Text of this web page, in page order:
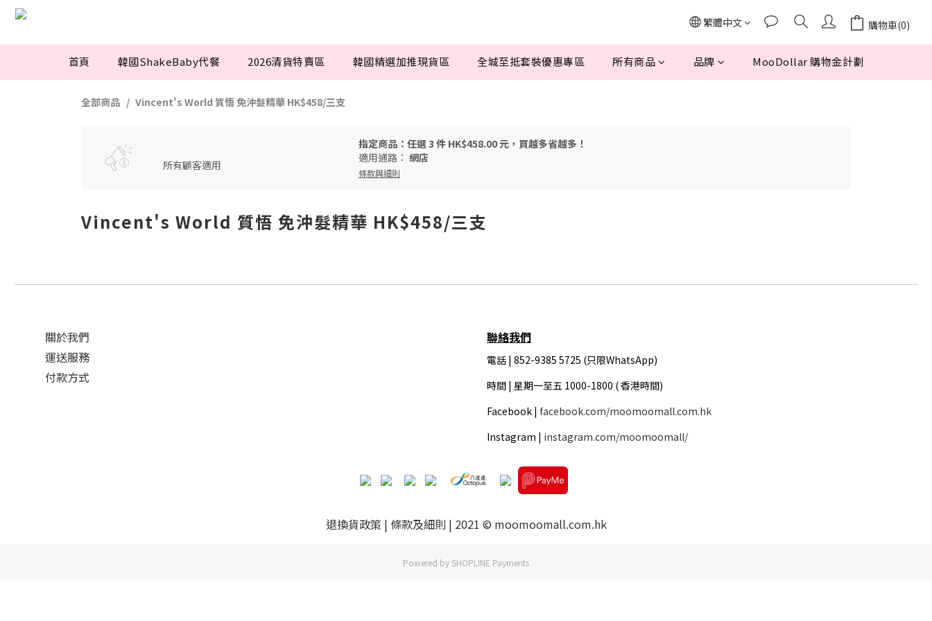
繁體中文 購物車(0)
首頁 韓國ShakeBaby代餐 2026清貨特賣區 韓國精選加推現貨區 全城至抵套裝優惠專區 所有商品 品牌 MooDollar 購物金計劃
全部商品 Vincent's World 質悟 免沖髮精華 HK$458/三支
所有顧客適用
指定商品：任選 3 件 HK$458.00 元，買越多省越多！
適用通路： 網店
條款與細則
Vincent's World 質悟 免沖髮精華 HK$458/三支
關於我們
運送服務
付款方式
聯絡我們
電話 | 852-9385 5725 (只限WhatsApp)
時間 | 星期一至五 1000-1800 ( 香港時間)
Facebook | facebook.com/moomoomall.com.hk
Instagram | instagram.com/moomoomall/
退換貨政策 | 條款及細則 | 2021 © moomoomall.com.hk
Powered by SHOPLINE Payments